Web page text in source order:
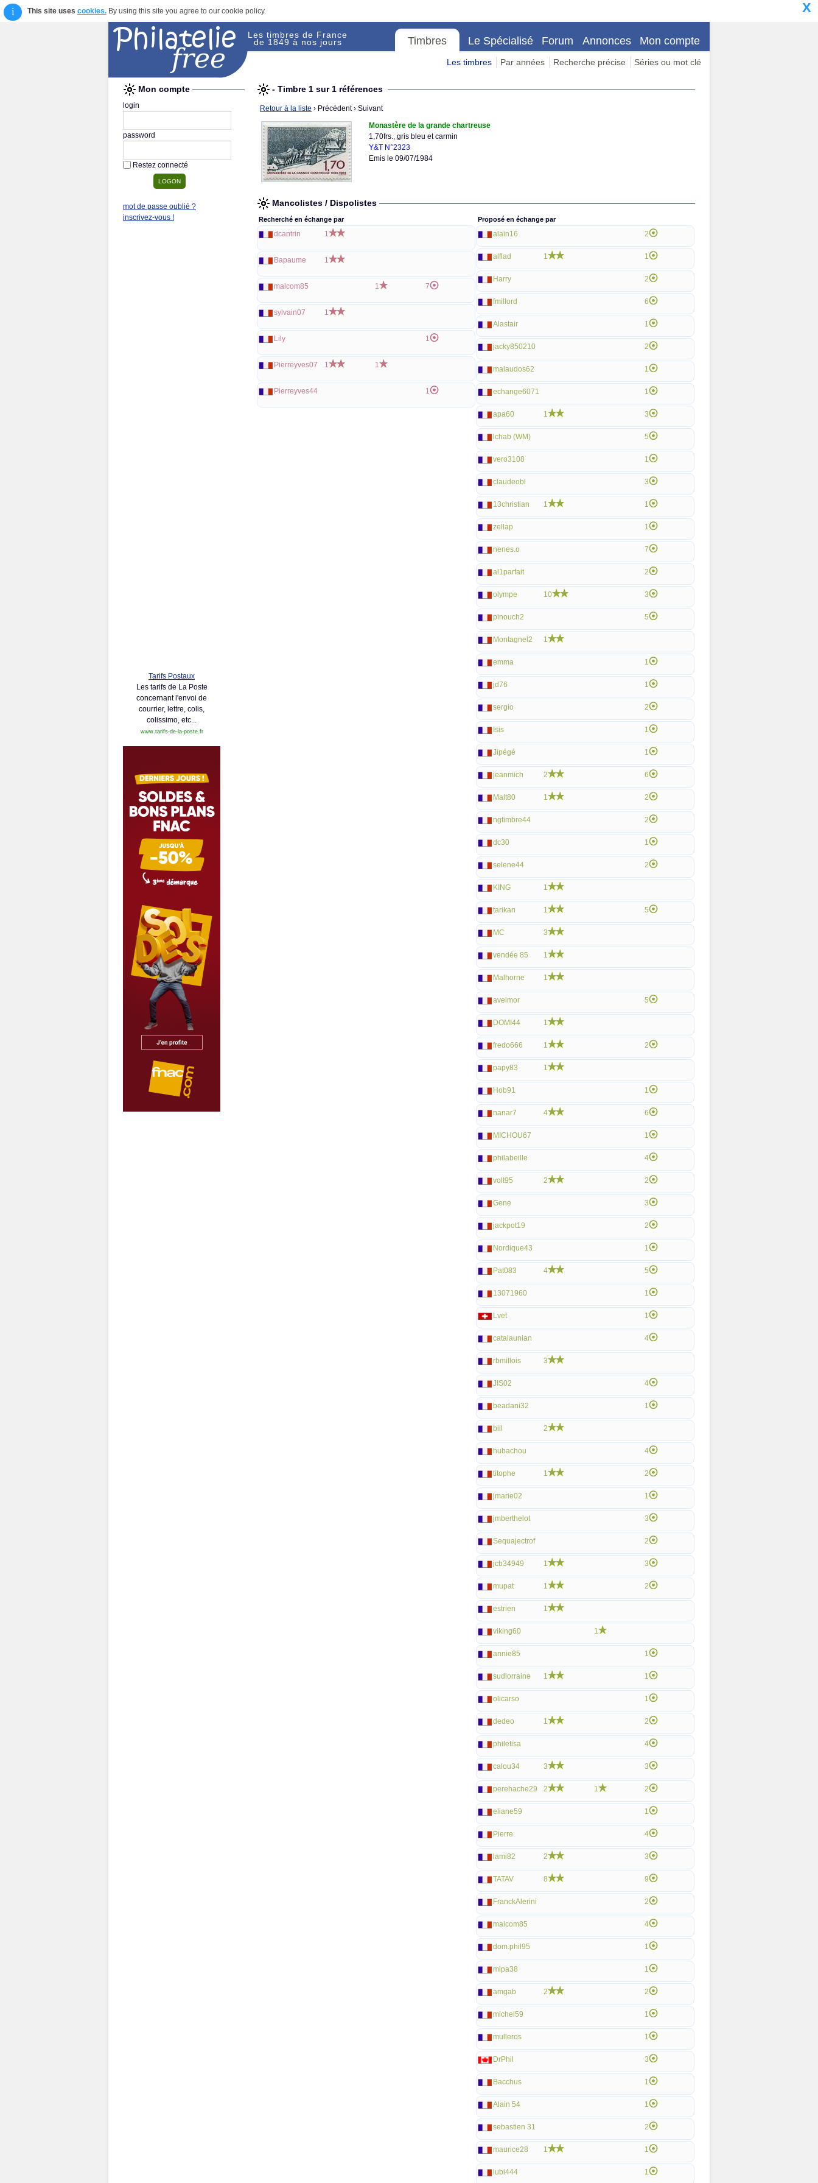
i This site uses cookies.By using this site you agree to our cookie policy. X
Les timbres de France
de 1849 à nos jours Timbres Le Spécialisé Forum Annonces Mon compte
Les timbres Par années Recherche précise Séries ou mot clé
Mon compte
login
password
Restez connecté
mot de passe oublié ?
inscrivez-vous !
Tarifs Postaux
Les tarifs de La Poste
concernant l'envoi de
courrier, lettre, colis,
colissimo, etc...
www.tarifs-de-la-poste.fr
- Timbre 1 sur 1 références
Retour à la liste › Précédent› Suivant
Monastère de la grande chartreuse
1,70frs., gris bleu et carmin
Y&T N°2323
Emis le 09/07/1984
Mancolistes / Dispolistes
Recherché en échange par
dcantrin 1
Bapaume 1
malcom85 1 7
sylvain07 1
Lily 1
Pierreyves07 1 1
Pierreyves44 1
Proposé en échange par
alain16 2
alflad 1 1
Harry 2
fmillord 6
Alastair 1
jacky850210 2
malaudos62 1
echange6071 1
apa60 1 3
lchab (WM) 5
vero3108 1
claudeobl 3
13christian 1 1
zellap 1
nenes.o 7
al1parfait 2
olympe 10 3
pinouch2 5
Montagnel2 1
emma 1
jd76 1
sergio 2
Isis 1
Jipégé 1
jeanmich 2 6
Malt80 1 2
ngtimbre44 2
dc30 1
selene44 2
KING 1
tarikan 1 5
MC 3
vendée 85 1
Malhorne 1
avelmor 5
DOMI44 1
fredo666 1 2
papy83 1
Hob91 1
nanar7 4 6
MICHOU67 1
philabeille 4
volt95 2 2
Gene 3
jackpot19 2
Nordique43 1
Pat083 4 5
13071960 1
Lvet 1
catalaunian 4
rbmillois 3
JIS02 4
beadani32 1
biil 2
hubachou 4
titophe 1 2
jmarie02 1
jmberthelot 3
Sequajectrof 2
jcb34949 1 3
mupat 1 2
estrien 1
viking60 1
annie85 1
sudlorraine 1 1
olicarso 1
dedeo 1 2
philetisa 4
calou34 3 3
perehache29 2 1 2
eliane59 1
Pierre 4
lami82 2 3
TATAV 8 9
FranckAlerini 2
malcom85 4
dom.phil95 1
mipa38 1
amgab 2 2
michel59 1
mulleros 1
DrPhil 3
Bacchus 1
Alain 54 1
sebastien 31 2
maurice28 1 1
lubi444 1